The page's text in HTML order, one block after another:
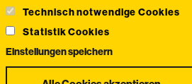
E-Mail:email
info@exmanco-steyr.at
Technisch notwendige Cookies
Statistik Cookies
Einstellungen speichern